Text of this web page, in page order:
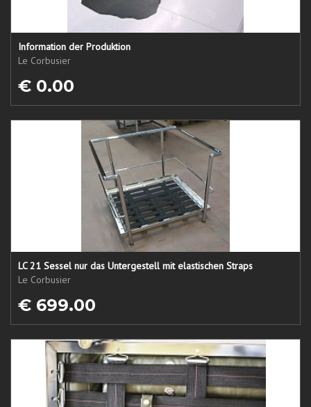
Information der Produktion
Le Corbusier
€ 0.00
LC 21 Sessel nur das Untergestell mit elastischen Straps
Le Corbusier
€ 699.00